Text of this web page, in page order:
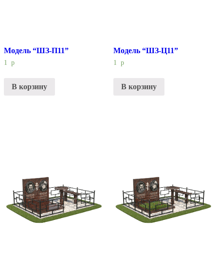
Модель “ШЗ-П11”
1 р
В корзину
Модель “ШЗ-Ц11”
1 р
В корзину